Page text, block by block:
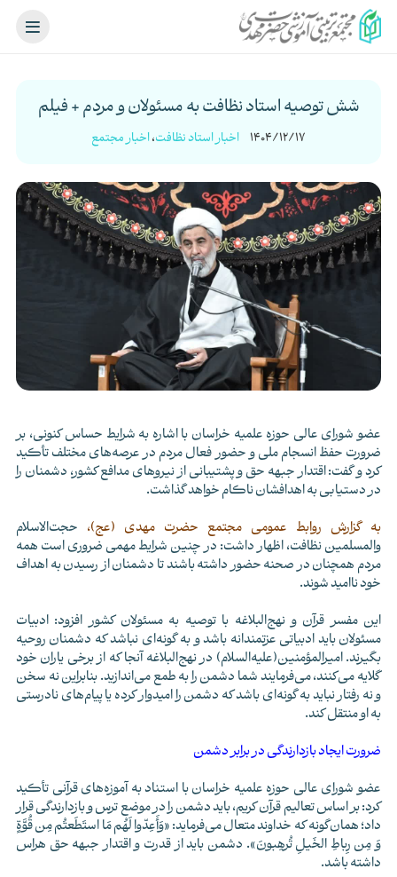
شش توصیه استاد نظافت به مسئولان و مردم + فیلم
1404/12/17 اخبار استاد نظافت،اخبار مجتمع
عضو شورای عالی حوزه علمیه خراسان با اشاره به شرایط حساس کنونی، بر
ضرورت حفظ انسجام ملی و حضور فعال مردم در عرصه‌های مختلف تأکید
کرد و گفت: اقتدار جبهه حق و پشتیبانی از نیروهای مدافع کشور، دشمنان را
در دستیابی به اهدافشان ناکام خواهد گذاشت.
به گزارش روابط عمومی مجتمع حضرت مهدی (عج)، حجت‌الاسلام
والمسلمین نظافت، اظهار داشت: در چنین شرایط مهمی ضروری است همه
مردم همچنان در صحنه حضور داشته باشند تا دشمنان از رسیدن به اهداف
خود ناامید شوند.
این مفسر قرآن و نهج‌‎البلاغه با توصیه به مسئولان کشور افزود: ادبیات
مسئولان باید ادبیاتی عزتمندانه باشد و به گونه‌ای نباشد که دشمنان روحیه
بگیرند. امیرالمؤمنین(علیه‌السلام) در نهج‌البلاغه آنجا که از برخی یاران خود
گلایه می‌کنند، می‌فرمایند شما دشمن را به طمع می‌اندازید. بنابراین نه سخن
و نه رفتار نباید به گونه‌ای باشد که دشمن را امیدوار کرده یا پیام‌های نادرستی
به او منتقل کند.
ضرورت ایجاد بازدارندگی در برابر دشمن
عضو شورای عالی حوزه علمیه خراسان با استناد به آموزه‌های قرآنی تأکید
کرد: بر اساس تعالیم قرآن کریم، باید دشمن را در موضع ترس و بازدارندگی قرار
داد؛ همان‌گونه که خداوند متعال می‌فرماید: «وَأَعِدّوا لَهُم مَا استَطَعتُم مِن قُوَّةٍ
وَ مِن رِباطِ الخَيلِ تُرهِبونَ». دشمن باید از قدرت و اقتدار جبهه حق هراس
داشته باشد.